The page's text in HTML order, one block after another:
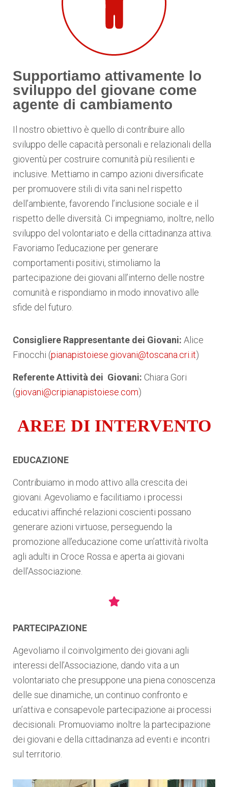
Supportiamo attivamente lo
sviluppo del giovane come
agente di cambiamento
Il nostro obiettivo è quello di contribuire allo
sviluppo delle capacità personali e relazionali della
gioventù per costruire comunità più resilienti e
inclusive. Mettiamo in campo azioni diversificate
per promuovere stili di vita sani nel rispetto
dell’ambiente, favorendo l’inclusione sociale e il
rispetto delle diversità. Ci impegniamo, inoltre, nello
sviluppo del volontariato e della cittadinanza attiva.
Favoriamo l’educazione per generare
comportamenti positivi, stimoliamo la
partecipazione dei giovani all’interno delle nostre
comunità e rispondiamo in modo innovativo alle
sfide del futuro.
Consigliere Rappresentante dei Giovani: Alice
Finocchi (pianapistoiese.giovani@toscana.cri.it)
Referente Attività dei Giovani: Chiara Gori
(giovani@cripianapistoiese.com)
AREE DI INTERVENTO
EDUCAZIONE
Contribuiamo in modo attivo alla crescita dei
giovani. Agevoliamo e facilitiamo i processi
educativi affinché relazioni coscienti possano
generare azioni virtuose, perseguendo la
promozione all’educazione come un’attività rivolta
agli adulti in Croce Rossa e aperta ai giovani
dell’Associazione.
PARTECIPAZIONE
Agevoliamo il coinvolgimento dei giovani agli
interessi dell’Associazione, dando vita a un
volontariato che presuppone una piena conoscenza
delle sue dinamiche, un continuo confronto e
un’attiva e consapevole partecipazione ai processi
decisionali. Promuoviamo inoltre la partecipazione
dei giovani e della cittadinanza ad eventi e incontri
sul territorio.